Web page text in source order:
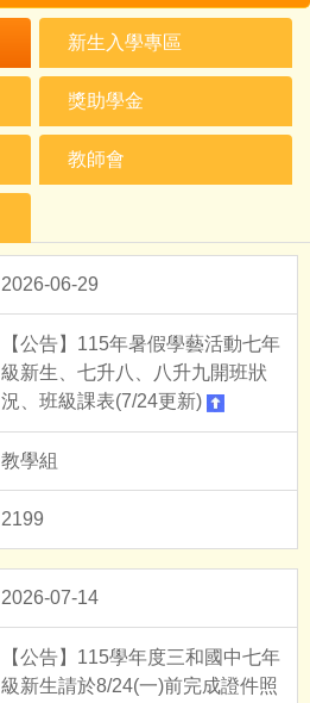
新生入學專區
獎助學金
教師會
2026-06-29
【公告】115年暑假學藝活動七年
級新生、七升八、八升九開班狀
況、班級課表(7/24更新)
教學組
2199
2026-07-14
【公告】115學年度三和國中七年
級新生請於8/24(一)前完成證件照